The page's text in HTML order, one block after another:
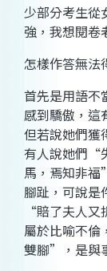
少部分考生從
強，我想閱卷
怎樣作答無法
首先是用語不
感到驕傲，這
但若說她們獲
有人說她們“
馬，焉知非
腳趾，可說是
“賠了夫人
屬於比喻不
雙腳”，是與